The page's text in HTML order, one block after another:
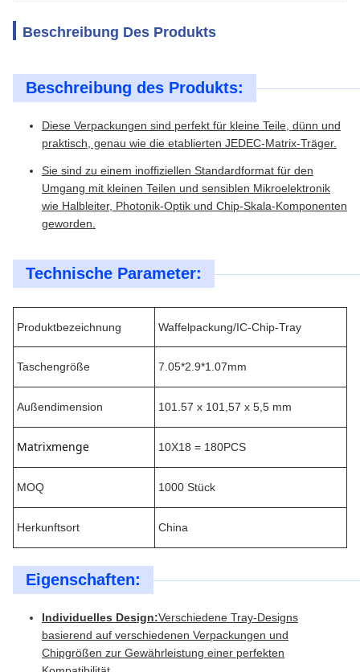
Beschreibung Des Produkts
Beschreibung des Produkts:
Diese Verpackungen sind perfekt für kleine Teile, dünn und
praktisch, genau wie die etablierten JEDEC-Matrix-Träger.
Sie sind zu einem inoffiziellen Standardformat für den
Umgang mit kleinen Teilen und sensiblen Mikroelektronik
wie Halbleiter, Photonik-Optik und Chip-Skala-Komponenten
geworden.
Technische Parameter:
Produktbezeichnung Waffelpackung/IC-Chip-Tray
Taschengröße 7.05*2.9*1.07mm
Außendimension 101.57 x 101,57 x 5,5 mm
Matrixmenge 10X18 = 180PCS
MOQ 1000 Stück
Herkunftsort China
Eigenschaften:
Individuelles Design:Verschiedene Tray-Designs
basierend auf verschiedenen Verpackungen und
Chipgrößen zur Gewährleistung einer perfekten